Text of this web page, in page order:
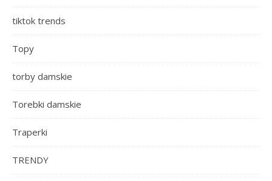
tiktok trends
Topy
torby damskie
Torebki damskie
Traperki
TRENDY